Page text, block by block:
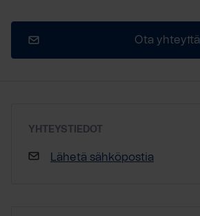
Ota yhteyttä
YHTEYSTIEDOT
Lähetä sähköpostia